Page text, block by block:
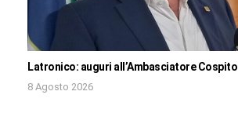
Latronico: auguri all’Ambasciatore Cospito
8 Agosto 2026